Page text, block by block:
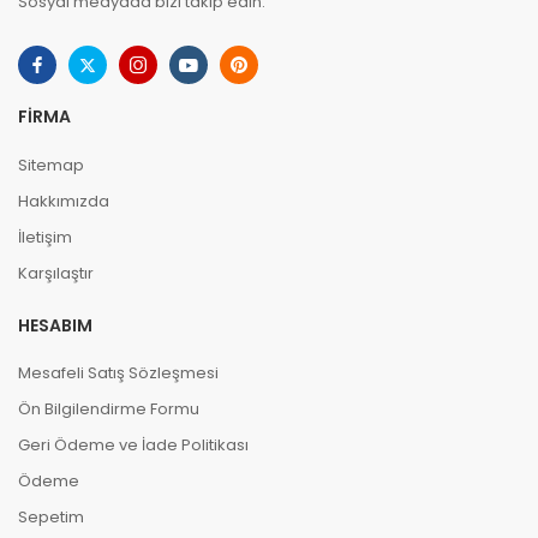
FIRMA
Sitemap
Hakkımızda
İletişim
Karşılaştır
HESABIM
Mesafeli Satış Sözleşmesi
Ön Bilgilendirme Formu
Geri Ödeme ve İade Politikası
Ödeme
Sepetim